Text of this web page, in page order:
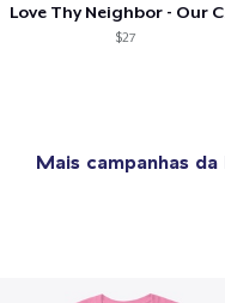
$27
Mais campanhas da